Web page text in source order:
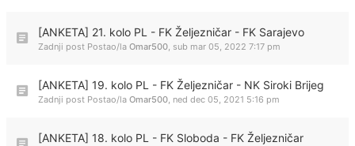
[ANKETA] 21. kolo PL - FK Željezničar - FK Sarajevo
Zadnji post Postao/la Omar500, sub mar 05, 2022 7:17 pm
[ANKETA] 19. kolo PL - FK Željezničar - NK Siroki Brijeg
Zadnji post Postao/la Omar500, ned dec 05, 2021 5:16 pm
[ANKETA] 18. kolo PL - FK Sloboda - FK Željezničar